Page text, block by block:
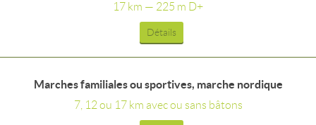
17 km — 225 m D+
Détails
Marches familiales ou sportives, marche nordique
7, 12 ou 17 km avec ou sans bâtons